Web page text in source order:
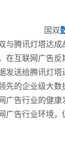
国双
与腾讯灯塔达成
在互联网广告
发送给腾讯灯塔
先的企业级大
广告行业的健
广告行业环境，